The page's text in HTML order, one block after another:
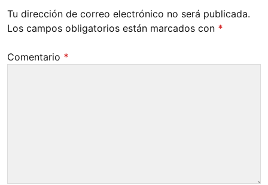
Tu dirección de correo electrónico no será publicada.
Los campos obligatorios están marcados con *
Comentario *